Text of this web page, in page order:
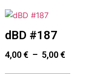
dBD #187
4,00€ – 5,00€